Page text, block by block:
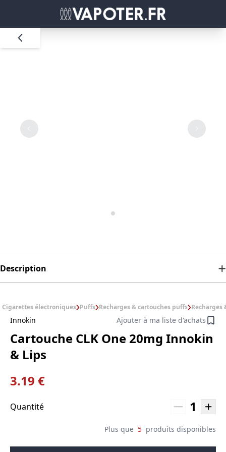
Description
Cigarettes électroniques Puffs Recharges & cartouches puffs Recharges
Innokin Ajouter à ma liste d'achats
Cartouche CLK One 20mg Innokin
& Lips
3.19 €
Quantité 1
Plus que 5 produits disponibles